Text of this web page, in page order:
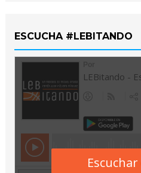
ESCUCHA #LEBITANDO